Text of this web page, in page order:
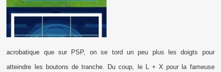
acrobatique que sur PSP, on se tord un peu plus les doigts pour
atteindre les boutons de tranche. Du coup, le L + X pour la fameuse